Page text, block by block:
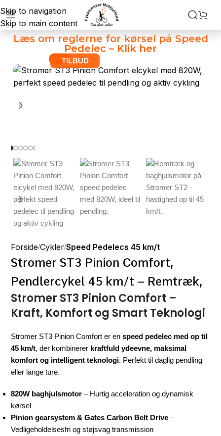
Skip to navigation
Skip to main content
Forside Cykler Speed Pedelecs 45 km/t
TILBUD
-14%
Læs om reglerne for kørsel på Speed
Pedelec – Klik her
Stromer ST3 Pinion Comfort,
Pendlercykel 45 km/t – Remtræk,
Stromer ST3 Pinion Comfort –
Kraft, Komfort og Smart Teknologi
Stromer ST3 Pinion Comfort er enspeed pedelec med op til
45 km/t, der kombinerer kraftfuld ydeevne, maksimal
komfort og intelligent teknologi. Perfekt til daglig pendling
eller lange ture.
820W baghjulsmotor – Hurtig acceleration og dynamisk
kørsel
Pinion gearsystem & Gates Carbon Belt Drive –
Vedligeholdelsesfri og støjsvag transmission